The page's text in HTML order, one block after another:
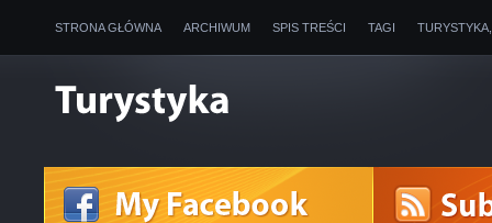
STRONA GŁÓWNA ARCHIWUM SPIS TREŚCI TAGI